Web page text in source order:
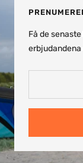
Få de
erbjudandena